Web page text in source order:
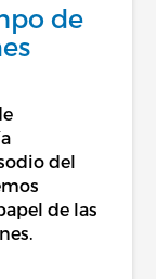
de
del
de las